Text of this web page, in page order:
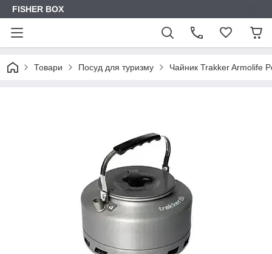
FISHER BOX
Товари Посуд для туризму Чайник Trakker Armolife